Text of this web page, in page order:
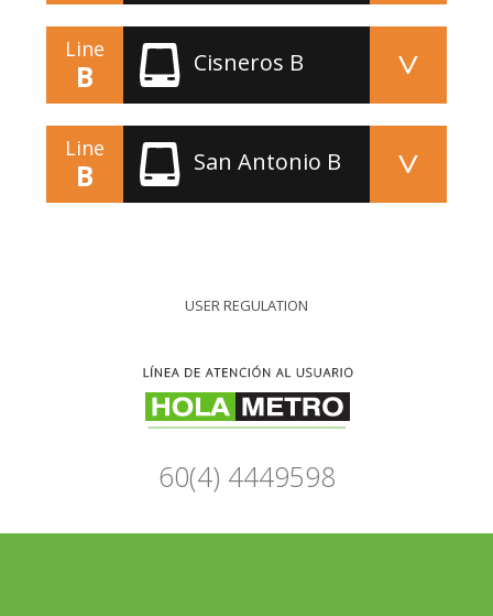
Line
B Cisneros B
Line
B San Antonio B
USER REGULATION
60(4) 4449598